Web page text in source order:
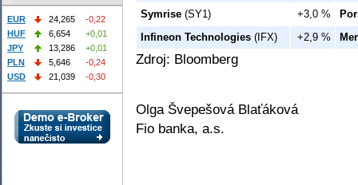
Symrise (SY1) +3,0 %
Infineon Technologies (IFX) +2,9 %
Zdroj: Bloomberg
Olga Švepešová Blaťáková
Fio banka, a.s.
EUR 24,265
-0,22
HUF
6,654
+0,01
JPY
13,286
+0,01
PLN
5,646
-0,24
USD
21,039 -0,30